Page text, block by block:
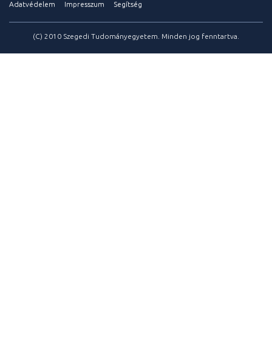
Adatvédelem Impresszum Segítség
(C) 2010 Szegedi Tudományegyetem. Minden jog fenntartva.